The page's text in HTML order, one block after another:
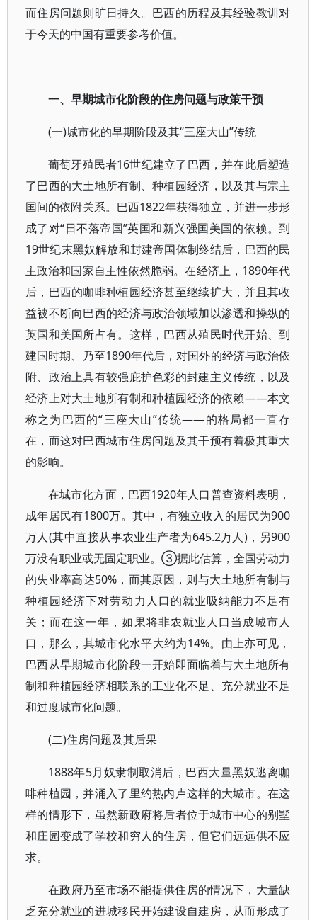
而住房问题则旷日持久。巴西的历程及其经验教训对
于今天的中国有重要参考价值。
一、早期城市化阶段的住房问题与政策干预
(一)城市化的早期阶段及其“三座大山”传统
葡萄牙殖民者16世纪建立了巴西，并在此后塑造
了巴西的大土地所有制、种植园经济，以及其与宗主
国间的依附关系。巴西1822年获得独立，并进一步形
成了对“日不落帝国”英国和新兴强国美国的依赖。到
19世纪末黑奴解放和封建帝国体制终结后，巴西的民
主政治和国家自主性依然脆弱。在经济上，1890年代
后，巴西的咖啡种植园经济甚至继续扩大，并且其收
益被不断向巴西的经济与政治领域加以渗透和操纵的
英国和美国所占有。这样，巴西从殖民时代开始、到
建国时期、乃至1890年代后，对国外的经济与政治依
附、政治上具有较强庇护色彩的封建主义传统，以及
经济上对大土地所有制和种植园经济的依赖——本文
称之为巴西的“三座大山”传统——的格局都一直存
在，而这对巴西城市住房问题及其干预有着极其重大
的影响。
在城市化方面，巴西1920年人口普查资料表明，
成年居民有1800万。其中，有独立收入的居民为900
万人(其中直接从事农业生产者为645.2万人)，另900
万没有职业或无固定职业。③据此估算，全国劳动力
的失业率高达50%，而其原因，则与大土地所有制与
种植园经济下对劳动力人口的就业吸纳能力不足有
关；而在这一年，如果将非农就业人口当成城市人
口，那么，其城市化水平大约为14%。由上亦可见，
巴西从早期城市化阶段一开始即面临着与大土地所有
制和种植园经济相联系的工业化不足、充分就业不足
和过度城市化问题。
(二)住房问题及其后果
1888年5月奴隶制取消后，巴西大量黑奴逃离咖
啡种植园，并涌入了里约热内卢这样的大城市。在这
样的情形下，虽然新政府将后者位于城市中心的别墅
和庄园变成了学校和穷人的住房，但它们远远供不应
求。
在政府乃至市场不能提供住房的情况下，大量缺
乏充分就业的进城移民开始建设自建房，从而形成了